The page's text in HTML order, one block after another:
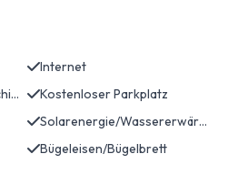
Internet
Sonnenliegen & Sonnenschirme
Kostenloser Parkplatz
Solarenergie/Wassererwärmung
Bügeleisen/Bügelbrett